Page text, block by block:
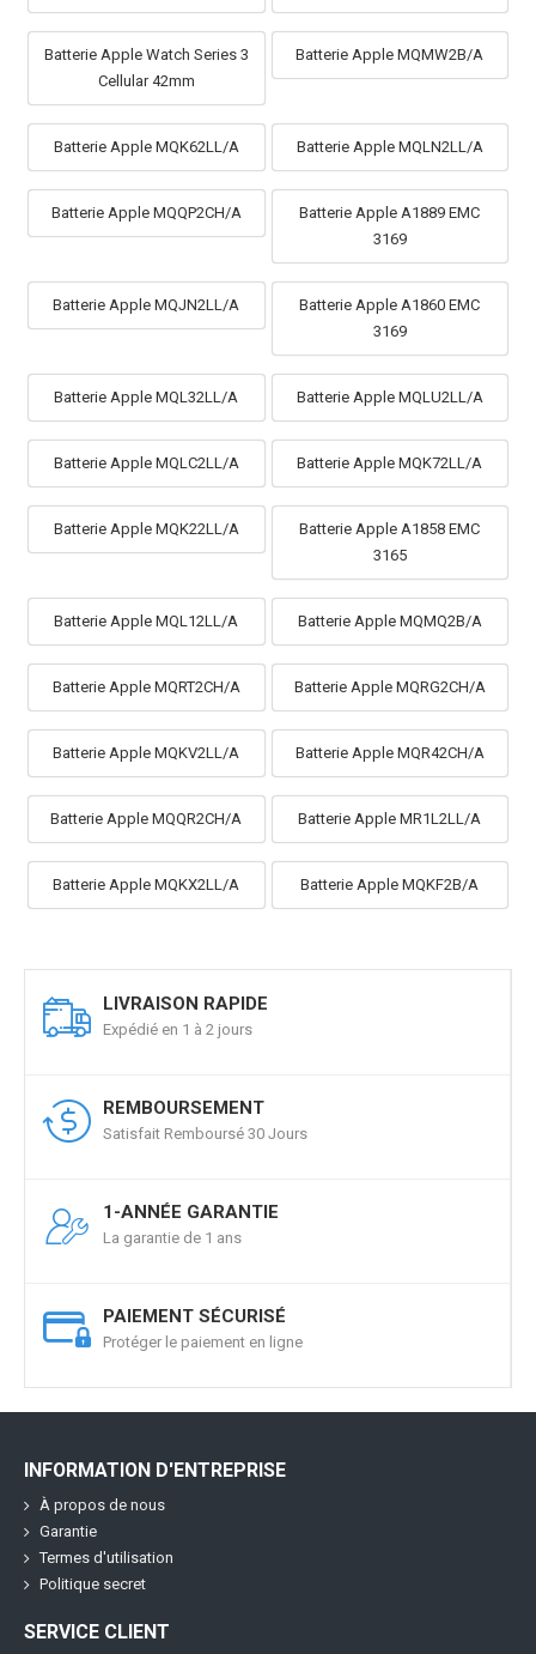
Batterie Apple Watch Series 3
Cellular 42mm
Batterie Apple MQMW2B/A
Batterie Apple MQK62LL/A Batterie Apple MQLN2LL/A
Batterie Apple MQQP2CH/A
Batterie Apple A1889 EMC
3169
Batterie Apple MQJN2LL/A
Batterie Apple A1860 EMC
3169
Batterie Apple MQL32LL/A Batterie Apple MQLU2LL/A
Batterie Apple MQLC2LL/A Batterie Apple MQK72LL/A
Batterie Apple MQK22LL/A
Batterie Apple A1858 EMC
3165
Batterie Apple MQL12LL/A Batterie Apple MQMQ2B/A
Batterie Apple MQRT2CH/A Batterie Apple MQRG2CH/A
Batterie Apple MQKV2LL/A Batterie Apple MQR42CH/A
Batterie Apple MQQR2CH/A Batterie Apple MR1L2LL/A
Batterie Apple MQKX2LL/A Batterie Apple MQKF2B/A
LIVRAISON RAPIDE
Expédié en 1 à 2 jours
REMBOURSEMENT
Satisfait Remboursé 30 Jours
1-ANNÉE GARANTIE
La garantie de 1 ans
PAIEMENT SÉCURISÉ
Protéger le paiement en ligne
INFORMATION D'ENTREPRISE
À propos de nous
Garantie
Termes d'utilisation
Politique secret
SERVICE CLIENT